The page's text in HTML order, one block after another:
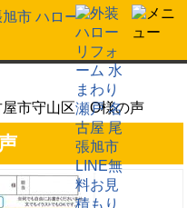
屋市守山区 O様の声